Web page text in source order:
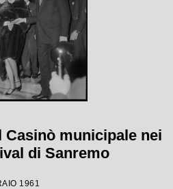
Casinò municipale nei
di Sanremo
1961